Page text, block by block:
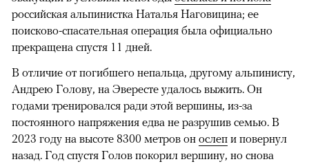
российская альпинистка Наталья Наговицина; ее
поисково-спасательная операция была официально
прекращена спустя 11 дней.
В отличие от погибшего непальца, другому альпинисту,
Андрею Голову, на Эвересте удалось выжить. Он
годами тренировался ради этой вершины, из-за
постоянного напряжения едва не разрушив семью. В
2023 году на высоте 8300 метров он ослеп и повернул
назад. Год спустя Голов покорил вершину, но снова